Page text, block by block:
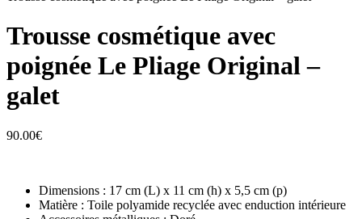
Trousse cosmétique avec
poignée Le Pliage Original –
galet
90.00€
Dimensions : 17 cm (L) x 11 cm (h) x 5,5 cm (p)
Matière : Toile polyamide recyclée avec enduction intérieure